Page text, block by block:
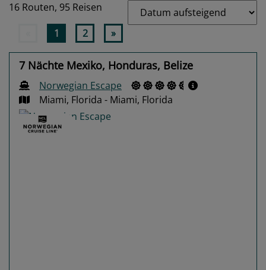
16 Routen, 95 Reisen
1 2 »
7 Nächte Mexiko, Honduras, Belize
Norwegian Escape
Miami, Florida - Miami, Florida